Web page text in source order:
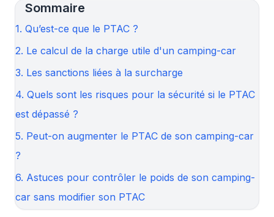
Sommaire
1. Qu’est-ce que le PTAC ?
2. Le calcul de la charge utile d'un camping-car
3. Les sanctions liées à la surcharge
4. Quels sont les risques pour la sécurité si le PTAC
est dépassé ?
5. Peut-on augmenter le PTAC de son camping-car
?
6. Astuces pour contrôler le poids de son camping-
car sans modifier son PTAC